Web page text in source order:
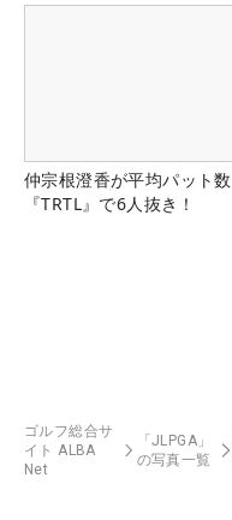
仲宗根澄香が平均パット数
『TRTL』で6人抜き！
ゴルフ総合サ
イト ALBA
Net
「JLPGA」
の写真一覧